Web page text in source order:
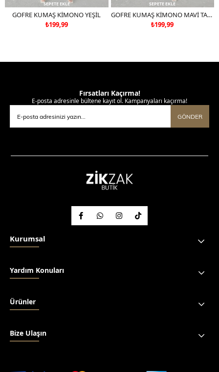
SEPETE EKLE
GOFRE KUMAŞ KİMONO YEŞİL
₺199,99
SEPETE EKLE
GOFRE KUMAŞ KİMONO MAVİ TAKIM DEĞİLDİR
₺199,99
Fırsatları Kaçırma!
E-posta adresinle bültene kayıt ol. Kampanyaları kaçırma!
GÖNDER
Kurumsal
Yardım Konuları
Ürünler
Bize Ulaşın